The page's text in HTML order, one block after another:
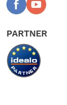
PARTNER